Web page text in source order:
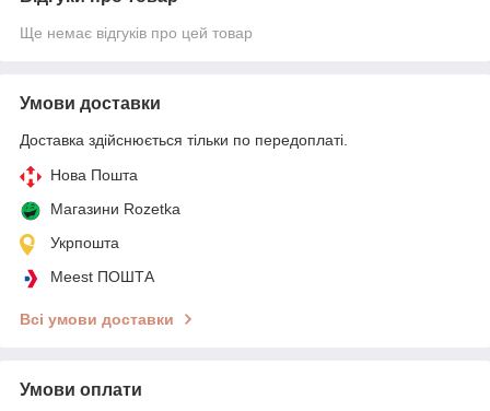
Ще немає відгуків про цей товар
Умови доставки
Доставка здійснюється тільки по передоплаті.
Нова Пошта
Магазини Rozetka
Укрпошта
Meest ПОШТА
Всі умови доставки
Умови оплати